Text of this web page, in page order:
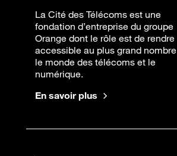
La Cité des Télécoms est une
fondation d’entreprise du groupe
Orange dont le rôle est de rendre
accessible au plus grand nombre
le monde des télécoms et le
numérique.
En savoir plus